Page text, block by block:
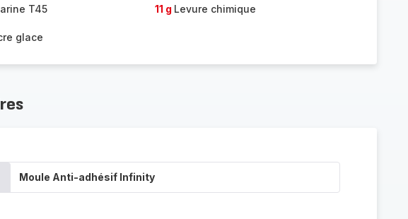
T45 11 g Levure chimique
glace
Moule Anti-adhésif Infinity